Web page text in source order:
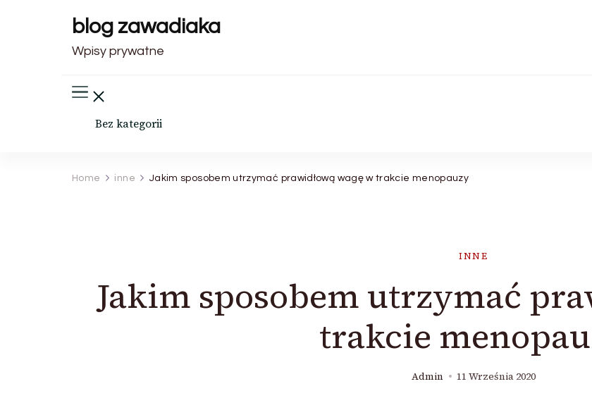
blog zawadiaka
Wpisy prywatne
Bez kategorii
Home inne Jakim sposobem utrzymać prawidłową wagę w trakcie menopauzy
INNE
Jakim sposobem utrzymać
trakcie
Admin 11 Września 2020